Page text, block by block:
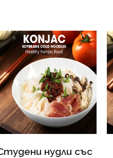
нудли със